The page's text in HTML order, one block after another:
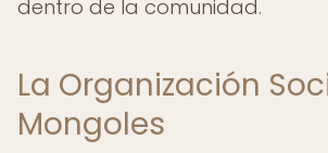
dentro de la comunidad.
La Organización
Mongoles